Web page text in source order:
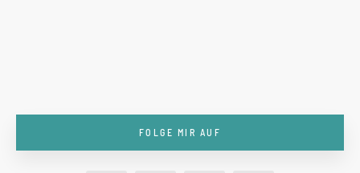
FOLGE MIR AUF